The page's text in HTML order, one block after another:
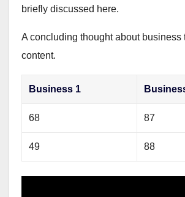
briefly discussed here.
A concluding thought about business
content.
Business 1
68 87
49 88